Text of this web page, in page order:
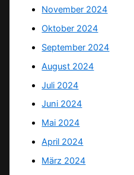
November 2024
Oktober 2024
September 2024
August 2024
Juli 2024
Juni 2024
Mai 2024
April 2024
März 2024